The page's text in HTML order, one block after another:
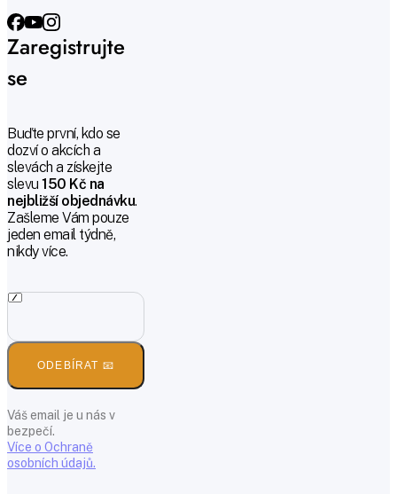
Zaregistrujte
se
Buďte první, kdo se
dozví o akcích a
slevách a získejte
slevu150 Kč na
nejbližší objednávku.
Zašleme Vám pouze
jeden email týdně,
nikdy více.
ODEBÍRAT 📧
Váš email je u nás v
bezpečí.
Více o Ochraně
osobních údajů.